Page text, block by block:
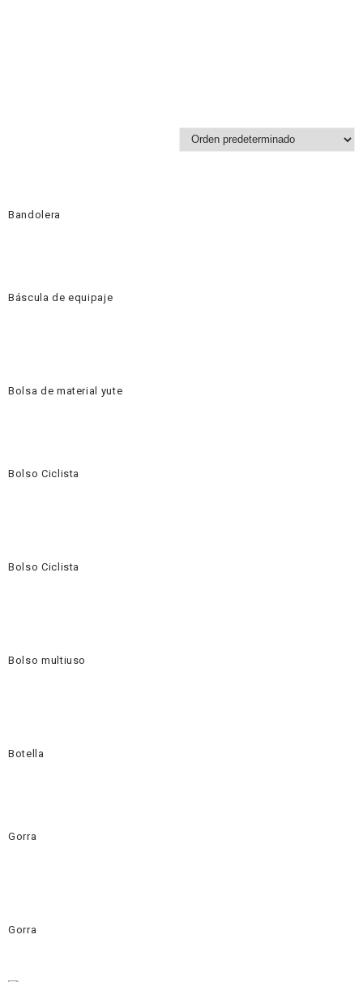
Bandolera
Báscula de equipaje
Bolsa de material yute
Bolso Ciclista
Bolso Ciclista
Bolso multiuso
Botella
Gorra
Gorra